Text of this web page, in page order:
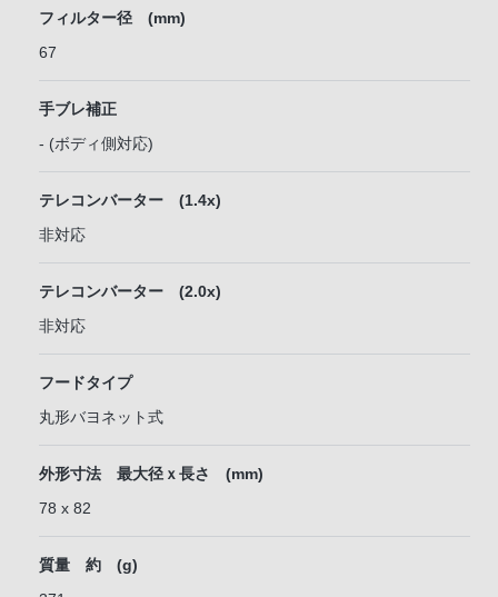
フィルター径 (mm)
67
手ブレ補正
- (ボディ側対応)
テレコンバーター (1.4x)
非対応
テレコンバーター (2.0x)
非対応
フードタイプ
丸形バヨネット式
外形寸法 最大径ｘ長さ (mm)
78 x 82
質量 約 (g)